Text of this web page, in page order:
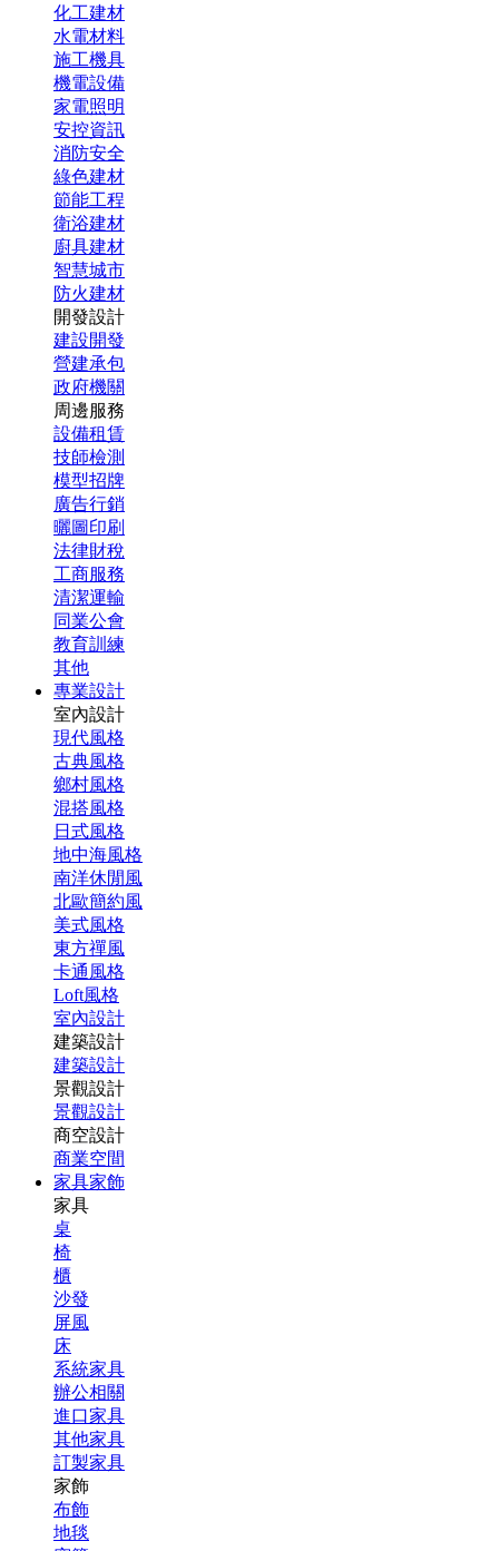
化工建材
水電材料
施工機具
機電設備
家電照明
安控資訊
消防安全
綠色建材
節能工程
衛浴建材
廚具建材
智慧城市
防火建材
開發設計
建設開發
營建承包
政府機關
周邊服務
設備租賃
技師檢測
模型招牌
廣告行銷
曬圖印刷
法律財稅
工商服務
清潔運輸
同業公會
教育訓練
其他
專業設計
室內設計
現代風格
古典風格
鄉村風格
混搭風格
日式風格
地中海風格
南洋休閒風
北歐簡約風
美式風格
東方禪風
卡通風格
Loft風格
室內設計
建築設計
建築設計
景觀設計
景觀設計
商空設計
商業空間
家具家飾
家具
桌
椅
櫃
沙發
屏風
床
系統家具
辦公相關
進口家具
其他家具
訂製家具
家飾
布飾
地毯